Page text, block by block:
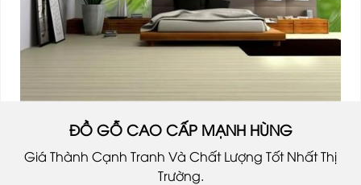
ĐỒ GỖ CAO CẤP MẠNH HÙNG
Giá Thành Cạnh Tranh Và Chất Lượng Tốt Nhất Thị
Trường.